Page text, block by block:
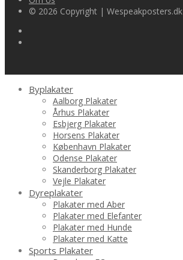
© 2026 Copyright | Wespeakposters.dk
Byplakater
Aalborg Plakater
Århus Plakater
Esbjerg Plakater
Horsens Plakater
København Plakater
Odense Plakater
Skanderborg Plakater
Vejle Plakater
Dyreplakater
Plakater med Aber
Plakater med Elefanter
Plakater med Hunde
Plakater med Katte
Sports Plakater